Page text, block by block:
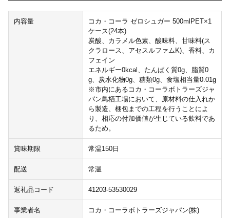
内容量
コカ・コーラ ゼロシュガー 500mlPET×1
ケース(24本)
炭酸、カラメル色素、酸味料、甘味料(ス
クラロース、アセスルファムK)、香料、カ
フェイン
エネルギー0kcal、たんぱく質0g、脂質0
g、炭水化物0g、糖類0g、食塩相当量0.01g
※市内にあるコカ・コーラボトラーズジャ
パン鳥栖工場において、原材料の仕入れか
ら製造、梱包までの工程を行うことによ
り、相応の付加価値が生じている飲料であ
るため。
賞味期限 常温150日
配送 常温
返礼品コード 41203-53530029
事業者名 コカ・コーラボトラーズジャパン(株)